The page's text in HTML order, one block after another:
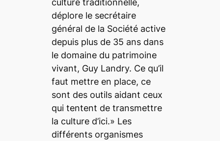
culture traditionnelle,
déplore le secrétaire
général de la Société active
depuis plus de 35 ans dans
le domaine du patrimoine
vivant, Guy Landry. Ce qu’il
faut mettre en place, ce
sont des outils aidant ceux
qui tentent de transmettre
la culture d’ici.» Les
différents organismes